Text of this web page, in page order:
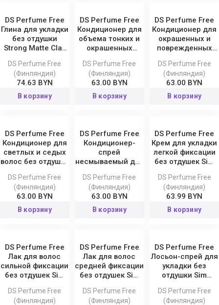
DS Perfume Free
Глина для укладки
без отдушки
Strong Matte Clay
DS Perfume Free
(Финляндия)
74.63 BYN
В корзину
DS Perfume Free
Кондиционер для
объема тонких и
окрашенных
Volume Sim
Sensitive
DS Perfume Free
(Финляндия)
63.00 BYN
В корзину
DS Perfume Free
Кондиционер для
окрашенных и
поврежденных
Color Sim Sensitive
DS Perfume Free
(Финляндия)
63.00 BYN
В корзину
DS Perfume Free
Кондиционер для
светлых и седых
волос без отдушек
DS Perfume Free
(Финляндия)
63.00 BYN
В корзину
DS Perfume Free
Кондиционер-
спрей
несмываемый для
Leave-in
Conditioner
DS Perfume Free
(Финляндия)
63.00 BYN
В корзину
DS Perfume Free
Крем для укладки
легкой фиксации
без отдушек Sim
DS Perfume Free
(Финляндия)
63.99 BYN
В корзину
DS Perfume Free
Лак для волос
сильной фиксации
без отдушек Sim
DS Perfume Free
(Финляндия)
DS Perfume Free
Лак для волос
средней фиксации
без отдушек Sim
DS Perfume Free
(Финляндия)
DS Perfume Free
Лосьон-спрей для
укладки без
отдушки Sim
DS Perfume Free
(Финляндия)